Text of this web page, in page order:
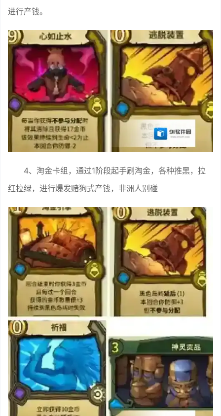
进行产钱。
4、淘金卡组，通过1阶段起手刷淘金，各种推黑，拉
红拉绿，进行爆发赌狗式产钱，非洲人别碰